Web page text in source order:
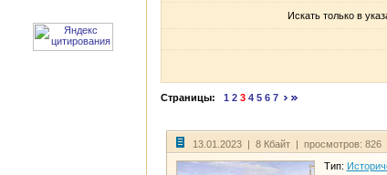
Искать только в
Страницы: 1 2 3 4 5 6 7
13.01.2023 | 8 Кбайт | просмотров: 826
Тип: